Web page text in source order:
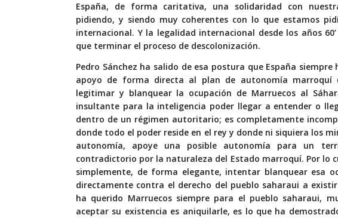
España, de forma caritativa, una solidaridad con
pidiendo, y siendo muy coherentes con lo que estamos
internacional. Y la legalidad internacional desde los años
que terminar el proceso de descolonización.
Pedro Sánchez ha salido de esa postura que España
apoyo de forma directa al plan de autonomía marroquí
legitimar y blanquear la ocupación de Marruecos al
insultante para la inteligencia poder llegar a entender o
dentro de un régimen autoritario; es completamente
donde todo el poder reside en el rey y donde ni siquiera los
autonomía, apoye una posible autonomía para un
contradictorio por la naturaleza del Estado marroquí. Por lo
simplemente, de forma elegante, intentar blanquear esa
directamente contra el derecho del pueblo saharaui a
ha querido Marruecos siempre para el pueblo saharaui,
aceptar su existencia es aniquilarle, es lo que ha